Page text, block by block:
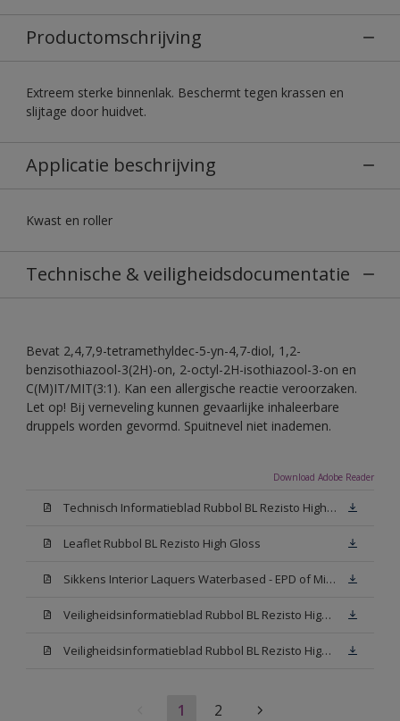
Productomschrijving
Extreem sterke binnenlak. Beschermt tegen krassen en
slijtage door huidvet.
Applicatie beschrijving
Kwast en roller
Technische & veiligheidsdocumentatie
Bevat 2,4,7,9-tetramethyldec-5-yn-4,7-diol, 1,2-
benzisothiazool-3(2H)-on, 2-octyl-2H-isothiazool-3-on en
C(M)IT/MIT(3:1). Kan een allergische reactie veroorzaken.
Let op! Bij verneveling kunnen gevaarlijke inhaleerbare
druppels worden gevormd. Spuitnevel niet inademen.
Download Adobe Reader
Technisch Informatieblad Rubbol BL Rezisto High Gloss (New Livery) (PDF)
Leaflet Rubbol BL Rezisto High Gloss
Sikkens Interior Laquers Waterbased - EPD of Milieuproductverklaring
Veiligheidsinformatieblad Rubbol BL Rezisto High Gloss N00 (MSDS)
Veiligheidsinformatieblad Rubbol BL Rezisto High Gloss White (MSDS)
1 2